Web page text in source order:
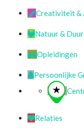
Creativiteit &
Natuur &
Opleidingen
Persoonlijke
Relaties